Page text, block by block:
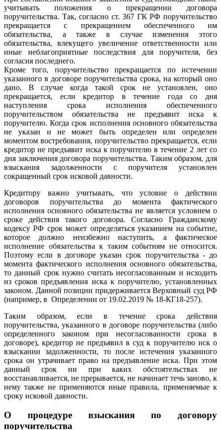
учитывать положения о прекращении договора
поручительства. Так, согласно ст. 367 ГК РФ поручительство
прекращается с прекращением обеспеченного им
обязательства, а также в случае изменения этого
обязательства, влекущего увеличение ответственности или
иные неблагоприятные последствия для поручителя, без
согласия последнего.
Кроме того, поручительство прекращается по истечении
указанного в договоре поручительства срока, на который оно
дано. В случае когда такой срок не установлен, оно
прекращается, если кредитор в течение года со дня
наступления срока исполнения обеспеченного
поручительством обязательства не предъявит иска к
поручителю. Когда срок исполнения основного обязательства
не указан и не может быть определен или определен
моментом востребования, поручительство прекращается, если
кредитор не предъявит иска к поручителю в течение 2 лет со
дня заключения договора поручительства. Таким образом, для
взыскания задолженности с поручителя установлен
сокращенный срок исковой давности.
Кредитору важно учитывать, что условие о действии
договоров поручительства до момента фактического
исполнения основного обязательства не является условием о
сроке действия такого договора. Согласно Гражданскому
кодексу РФ срок может определяться указанием на событие,
которое должно неизбежно наступить, а фактическое
исполнение обязательства к таким событиям не относится.
Поэтому если в договоре указан срок поручительства - до
момента фактического исполнения основного обязательства,
то данный срок нужно считать несогласованным и исходить
из сроков предъявления иска к поручителю, установленных
законом. Данной позиции придерживается Верховный суд РФ
(например, в Определении от 19.02.2019 № 18-КГ18-257).
Таким образом, если в течение срока действия
поручительства, указанного в договоре поручительства (либо
определенного законом при несогласованности срока в
договоре), кредитор не предъявил в суд к поручителю иск о
взыскании задолженности, то после истечения указанного
срока он утрачивает право на предъявление иска. При этом
данный срок ни при каких обстоятельствах не
восстанавливается, не прерывается, не начинает течь заново, к
нему также не применяются иные правила, применяемые к
сроку исковой давности.
О процедуре взыскания по договору
поручительства